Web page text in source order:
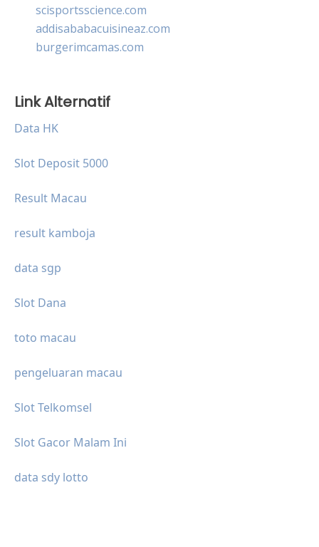
scisportsscience.com
addisababacuisineaz.com
burgerimcamas.com
Link Alternatif
Data HK
Slot Deposit 5000
Result Macau
result kamboja
data sgp
Slot Dana
toto macau
pengeluaran macau
Slot Telkomsel
Slot Gacor Malam Ini
data sdy lotto